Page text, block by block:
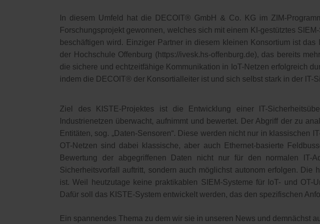
In diesem Umfeld hat die DECOIT® GmbH & Co. KG im ZIM-
Forschungsprojekt gewonnen, welches sich mit einem KI-gestütztes
beschäftigen wird. Einziger Partner in diesem kleinen Konsortium ist
der Hochschule Offenburg (https://ivesk.hs-offenburg.de), das bereits
die sichere und echtzeitfähige Kommunikation in IoT-Netzen erfolgreich
indem die DECOIT® der Konsortialleiter ist und sich selbst stark in der IT-
Ziel des KISTE-Projektes ist die Entwicklung einer IT-
Industrienetzen überwacht, aufnimmt und bewertet. Der Abgriff der zu
Entitäten, sog. „Daten-Sensoren“. Diese werden nicht nur in klassischen
OT-Netzen sind dabei klassische, aber auch Ethernet-basierte
Bewertung der abgegriffenen Daten nicht nur für den normalen
Sicherheitsvorfall auftritt, sondern auch möglichst autonom erfolgen.
ist. Weil heutzutage keine praktikablen SIEM-Systeme für IoT- und
Dafür soll das KISTE-System entwickelt werden, das den spezifischen
Ein spannendes Thema zu dem wir sie in unseren News und demnächst